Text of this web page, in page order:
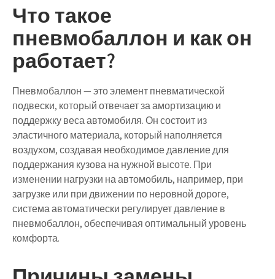
Что такое
пневмобаллон и как он
работает?
Пневмобаллон — это элемент пневматической
подвески, который отвечает за амортизацию и
поддержку веса автомобиля. Он состоит из
эластичного материала, который наполняется
воздухом, создавая необходимое давление для
поддержания кузова на нужной высоте. При
изменении нагрузки на автомобиль, например, при
загрузке или при движении по неровной дороге,
система автоматически регулирует давление в
пневмобаллон, обеспечивая оптимальный уровень
комфорта.